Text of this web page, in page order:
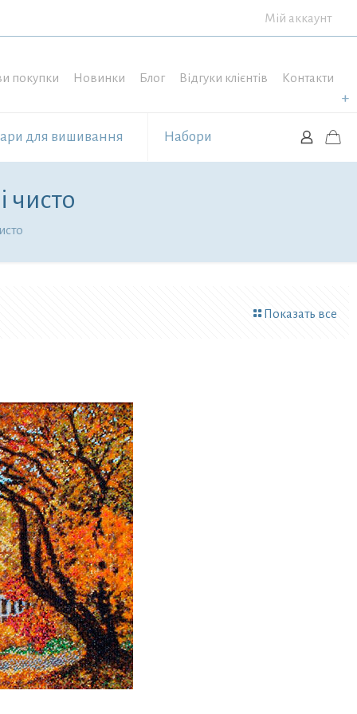
Мій аккаунт
для вишивання Набори
покупки Новинки Блог Відгуки клієнтів Контакти
чисто
Показать все